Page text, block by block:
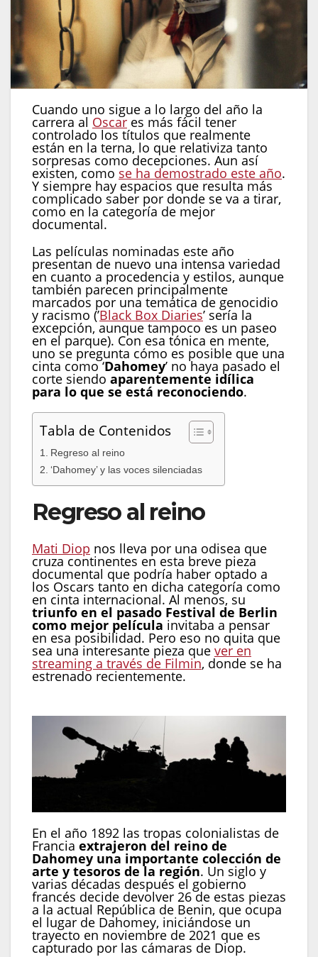
Cuando uno sigue a lo largo del año la
carrera al Oscar es más fácil tener
controlado los títulos que realmente
están en la terna, lo que relativiza tanto
sorpresas como decepciones. Aun así
existen, como se ha demostrado este año.
Y siempre hay espacios que resulta más
complicado saber por donde se va a tirar,
como en la categoría de mejor
documental.
Las películas nominadas este año
presentan de nuevo una intensa variedad
en cuanto a procedencia y estilos, aunque
también parecen principalmente
marcados por una temática de genocidio
y racismo (’Black Box Diaries’ sería la
excepción, aunque tampoco es un paseo
en el parque). Con esa tónica en mente,
uno se pregunta cómo es posible que una
cinta como ‘Dahomey’ no haya pasado el
corte siendo aparentemente idílica
para lo que se está reconociendo.
Tabla de Contenidos
Regreso al reino
‘Dahomey’ y las voces silenciadas
Regreso al reino
Mati Diop nos lleva por una odisea que
cruza continentes en esta breve pieza
documental que podría haber optado a
los Oscars tanto en dicha categoría como
en cinta internacional. Al menos, su
triunfo en el pasado Festival de Berlin
como mejor película invitaba a pensar
en esa posibilidad. Pero eso no quita que
sea una interesante pieza que ver en
streaming a través de Filmin, donde se ha
estrenado recientemente.
En el año 1892 las tropas colonialistas de
Francia extrajeron del reino de
Dahomey una importante colección de
arte y tesoros de la región. Un siglo y
varias décadas después el gobierno
francés decide devolver 26 de estas piezas
a la actual República de Benin, que ocupa
el lugar de Dahomey, iniciándose un
trayecto en noviembre de 2021 que es
capturado por las cámaras de Diop.